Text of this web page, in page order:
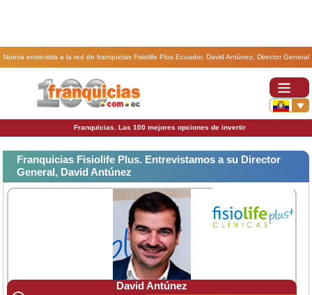
Nueva entrevista a la red de franquicias Fisiolife Plus Ecuador. David Antúnez, Director General
Franquicias. Las 100 mejores opciones de invertir
Franquicias Fisiolife Plus. Entrevistamos a su Director
General, David Antúnez
David Antúnez